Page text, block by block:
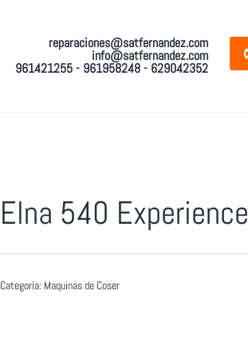
reparaciones@satfernandez.com
info@satfernandez.com
961421255 - 961958248 - 629042352
Elna 540 Experience
Categoría: Maquinas de Coser